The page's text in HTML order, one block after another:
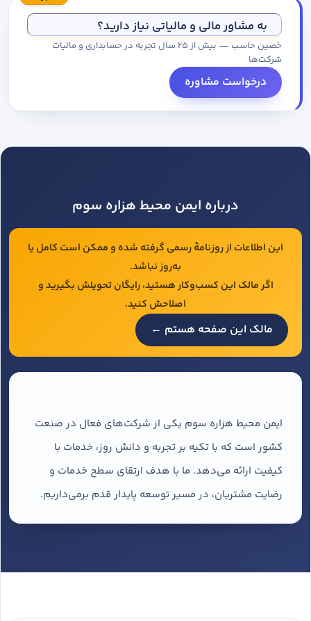
به مشاور مالی و مالیاتی نیاز دارید؟
حَصین حاسب — بیش از ۲۵ سال تجربه در حسابداری و مالیات
شرکت‌ها
درخواست مشاوره
درباره ایمن محیط هزاره سوم
این اطلاعات از روزنامهٔ رسمی گرفته شده و ممکن است کامل یا
به‌روز نباشد.
اگر مالک این کسب‌وکار هستید، رایگان تحویلش بگیرید و
اصلاحش کنید.
مالک این صفحه هستم ←
ایمن محیط هزاره سوم یکی از شرکت‌های فعال در صنعت
کشور است که با تکیه بر تجربه و دانش روز، خدمات با
کیفیت ارائه می‌دهد. ما با هدف ارتقای سطح خدمات و
رضایت مشتریان، در مسیر توسعه پایدار قدم برمی‌داریم.